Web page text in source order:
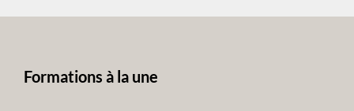
Formations à la une